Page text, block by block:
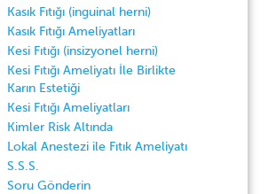
Kasık Fıtığı (inguinal herni)
Kasık Fıtığı Ameliyatları
Kesi Fıtığı (insizyonel herni)
Kesi Fıtığı Ameliyatı İle Birlikte
Karın Estetiği
Kesi Fıtığı Ameliyatları
Kimler Risk Altında
Lokal Anestezi ile Fıtık Ameliyatı
S.S.S.
Soru Gönderin